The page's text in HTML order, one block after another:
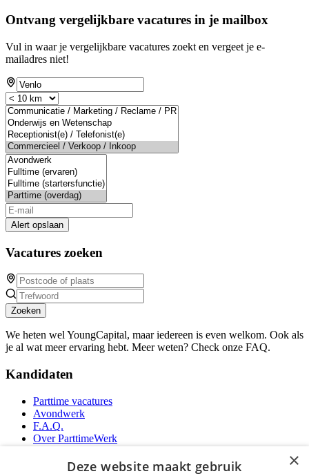
Ontvang vergelijkbare vacatures in je mailbox
Vul in waar je vergelijkbare vacatures zoekt en vergeet je e-
mailadres niet!
Alert opslaan
Vacatures zoeken
Zoeken
We heten wel YoungCapital, maar iedereen is even welkom. Ook als
je al wat meer ervaring hebt. Meer weten? Check onze FAQ.
Kandidaten
Parttime vacatures
Avondwerk
F.A.Q.
Over ParttimeWerk
YoungCapital Android App
×
Deze website maakt gebruik